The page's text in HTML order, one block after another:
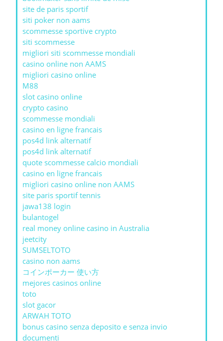
site de paris sportif
siti poker non aams
scommesse sportive crypto
siti scommesse
migliori siti scommesse mondiali
casino online non AAMS
migliori casino online
M88
slot casino online
crypto casino
scommesse mondiali
casino en ligne francais
pos4d link alternatif
pos4d link alternatif
quote scommesse calcio mondiali
casino en ligne francais
migliori casino online non AAMS
site paris sportif tennis
jawa138 login
bulantogel
real money online casino in Australia
jeetcity
SUMSELTOTO
casino non aams
コインポーカー 使い方
mejores casinos online
toto
slot gacor
ARWAH TOTO
bonus casino senza deposito e senza invio
documenti